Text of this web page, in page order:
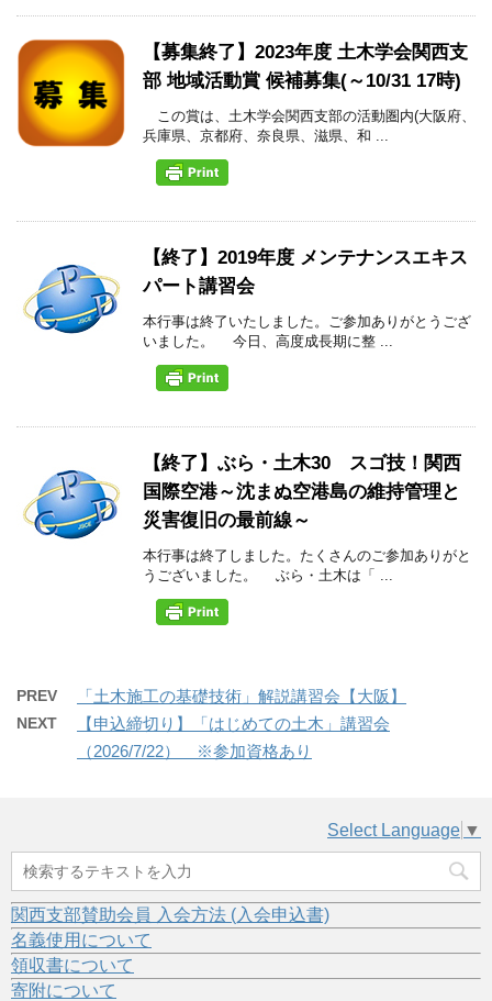
【募集終了】2023年度 土木学会関西支
部 地域活動賞 候補募集(～10/31 17時)
この賞は、土木学会関西支部の活動圏内(大阪府、
兵庫県、京都府、奈良県、滋県、和 ...
【終了】2019年度 メンテナンスエキス
パート講習会
本行事は終了いたしました。ご参加ありがとうござ
いました。 今日、高度成長期に整 ...
【終了】ぶら・土木30 スゴ技！関西
国際空港～沈まぬ空港島の維持管理と
災害復旧の最前線～
本行事は終了しました。たくさんのご参加ありがと
うございました。 ぶら・土木は「 ...
PREV 「土木施工の基礎技術」解説講習会【大阪】
NEXT
【申込締切り】「はじめての土木」講習会
（2026/7/22） ※参加資格あり
Select Language ▼
関西支部賛助会員 入会方法 (入会申込書)
名義使用について
領収書について
寄附について